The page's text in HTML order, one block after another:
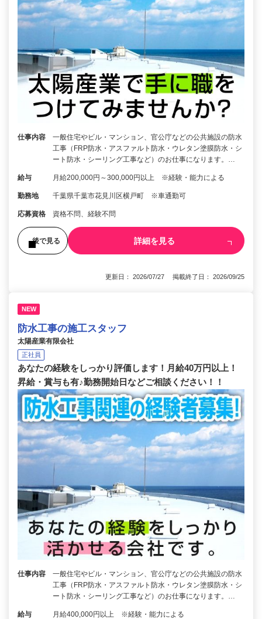
仕事内容
一般住宅やビル・マンション、官公庁などの公共施設の防水
工事（FRP防水・アスファルト防水・ウレタン塗膜防水・シ
ート防水・シーリング工事など）のお仕事になります。…
給与 月給200,000円～300,000円以上 ※経験・能力による
勤務地 千葉県千葉市花見川区横戸町 ※車通勤可
応募資格 資格不問、経験不問
後で見る 詳細を見る
更新日： 2026/07/27 掲載終了日： 2026/09/25
NEW
防水工事の施工スタッフ
太陽産業有限会社
正社員
あなたの経験をしっかり評価します！月給40万円以上！
昇給・賞与も有♪勤務開始日などご相談ください！！
仕事内容
一般住宅やビル・マンション、官公庁などの公共施設の防水
工事（FRP防水・アスファルト防水・ウレタン塗膜防水・シ
ート防水・シーリング工事など）のお仕事になります。…
給与 月給400,000円以上 ※経験・能力による